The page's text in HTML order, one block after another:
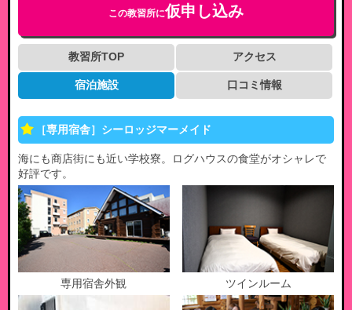
この教習所に仮申し込み
教習所TOP アクセス
宿泊施設 口コミ情報
［専用宿舎］シーロッジマーメイド
海にも商店街にも近い学校寮。ログハウスの食堂がオシャレで
好評です。
専用宿舎外観 ツインルーム